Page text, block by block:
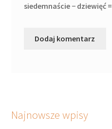
siedemnaście − dziewięć =
Najnowsze wpisy